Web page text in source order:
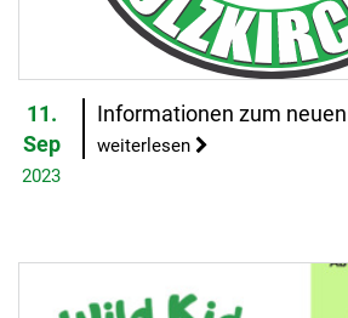
11.
Sep
2023
Informationen zum
weiterlesen